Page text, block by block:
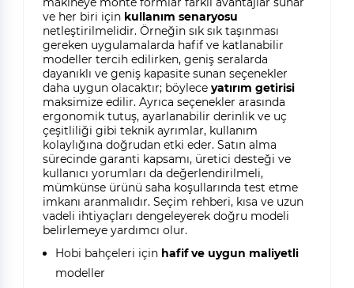
ve her biri için kullanım senaryosu
netleştirilmelidir. Örneğin sık sık taşınması
gereken uygulamalarda hafif ve katlanabilir
modeller tercih edilirken, geniş seralarda
dayanıklı ve geniş kapasite sunan seçenekler
daha uygun olacaktır; böylece yatırım getirisi
maksimize edilir. Ayrıca seçenekler arasında
ergonomik tutuş, ayarlanabilir derinlik ve uç
çeşitliliği gibi teknik ayrımlar, kullanım
kolaylığına doğrudan etki eder. Satın alma
sürecinde garanti kapsamı, üretici desteği ve
kullanıcı yorumları da değerlendirilmeli,
mümkünse ürünü saha koşullarında test etme
imkanı aranmalıdır. Seçim rehberi, kısa ve uzun
vadeli ihtiyaçları dengeleyerek doğru modeli
belirlemeye yardımcı olur.
Hobi bahçeleri için hafif ve uygun maliyetli
modeller